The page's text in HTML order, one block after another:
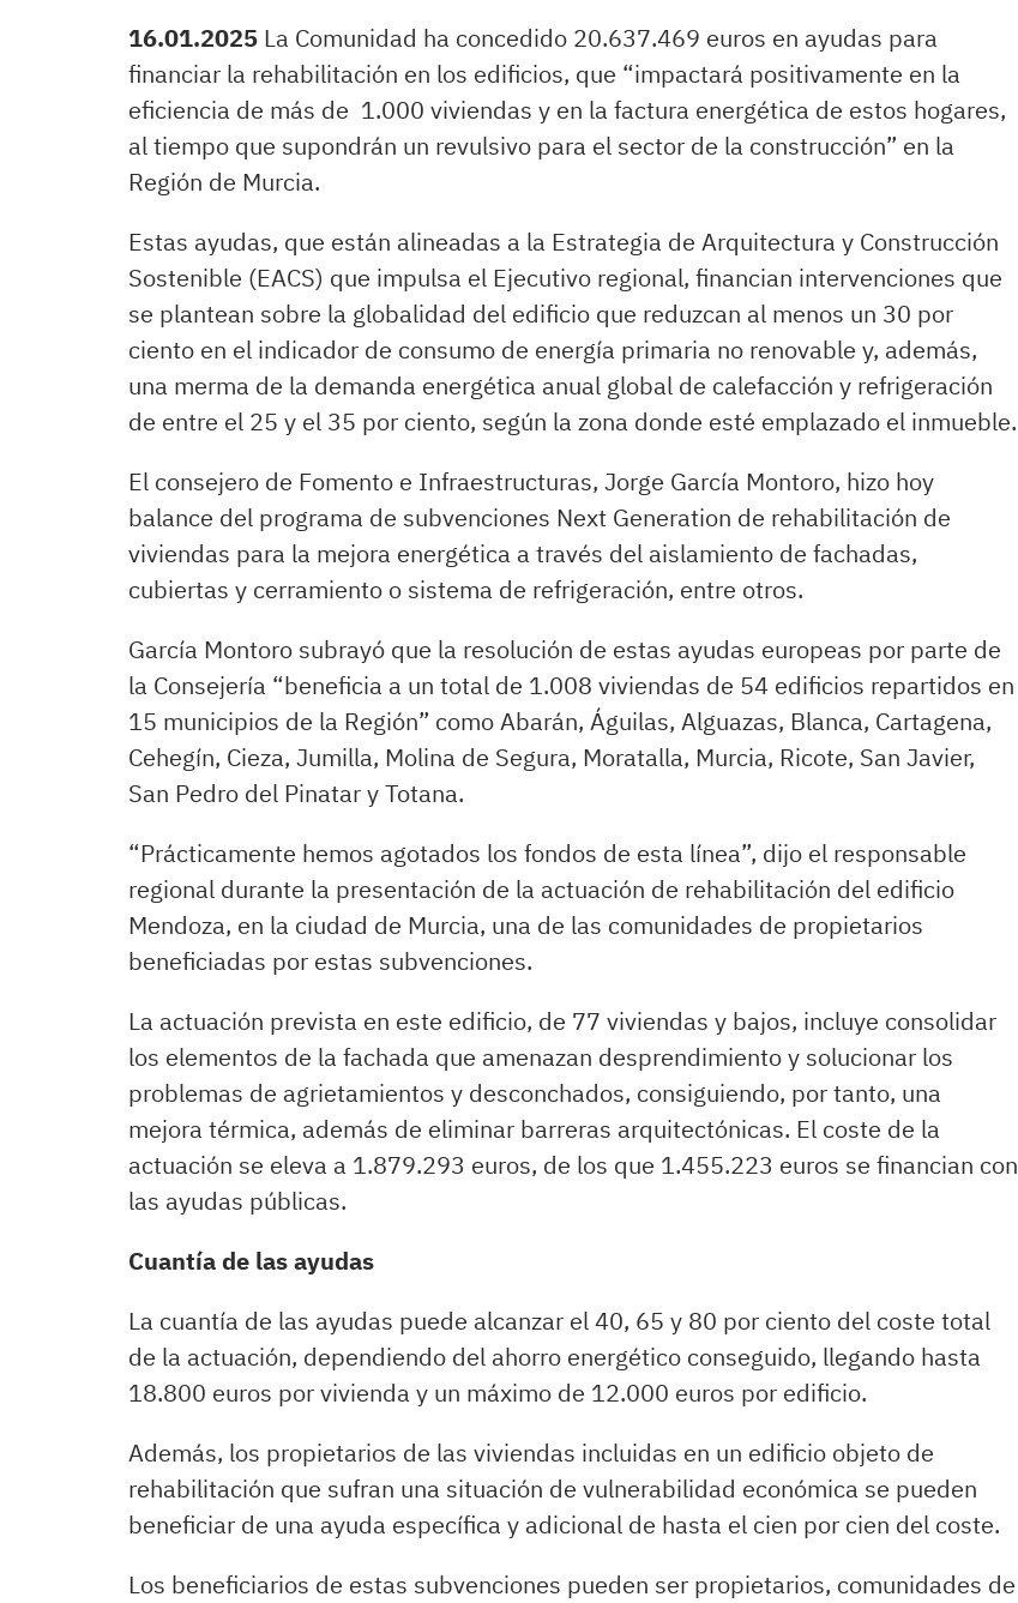
16.01.2025 La Comunidad ha concedido 20.637.469 euros en ayudas para
financiar la rehabilitación en los edificios, que “impactará positivamente en la
eficiencia de más de 1.000 viviendas y en la factura energética de estos hogares,
al tiempo que supondrán un revulsivo para el sector de la construcción” en la
Región de Murcia.
Estas ayudas, que están alineadas a la Estrategia de Arquitectura y Construcción
Sostenible (EACS) que impulsa el Ejecutivo regional, financian intervenciones que
se plantean sobre la globalidad del edificio que reduzcan al menos un 30 por
ciento en el indicador de consumo de energía primaria no renovable y, además,
una merma de la demanda energética anual global de calefacción y refrigeración
de entre el 25 y el 35 por ciento, según la zona donde esté emplazado el inmueble.
El consejero de Fomento e Infraestructuras, Jorge García Montoro, hizo hoy
balance del programa de subvenciones Next Generation de rehabilitación de
viviendas para la mejora energética a través del aislamiento de fachadas,
cubiertas y cerramiento o sistema de refrigeración, entre otros.
García Montoro subrayó que la resolución de estas ayudas europeas por parte de
la Consejería “beneficia a un total de 1.008 viviendas de 54 edificios repartidos en
15 municipios de la Región” como Abarán, Águilas, Alguazas, Blanca, Cartagena,
Cehegín, Cieza, Jumilla, Molina de Segura, Moratalla, Murcia, Ricote, San Javier,
San Pedro del Pinatar y Totana.
“Prácticamente hemos agotados los fondos de esta línea”, dijo el responsable
regional durante la presentación de la actuación de rehabilitación del edificio
Mendoza, en la ciudad de Murcia, una de las comunidades de propietarios
beneficiadas por estas subvenciones.
La actuación prevista en este edificio, de 77 viviendas y bajos, incluye consolidar
los elementos de la fachada que amenazan desprendimiento y solucionar los
problemas de agrietamientos y desconchados, consiguiendo, por tanto, una
mejora térmica, además de eliminar barreras arquitectónicas. El coste de la
actuación se eleva a 1.879.293 euros, de los que 1.455.223 euros se financian con
las ayudas públicas.
Cuantía de las ayudas
La cuantía de las ayudas puede alcanzar el 40, 65 y 80 por ciento del coste total
de la actuación, dependiendo del ahorro energético conseguido, llegando hasta
18.800 euros por vivienda y un máximo de 12.000 euros por edificio.
Además, los propietarios de las viviendas incluidas en un edificio objeto de
rehabilitación que sufran una situación de vulnerabilidad económica se pueden
beneficiar de una ayuda específica y adicional de hasta el cien por cien del coste.
Los beneficiarios de estas subvenciones pueden ser propietarios, comunidades de